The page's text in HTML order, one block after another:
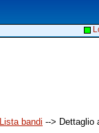
Lista bandi --> Dettaglio